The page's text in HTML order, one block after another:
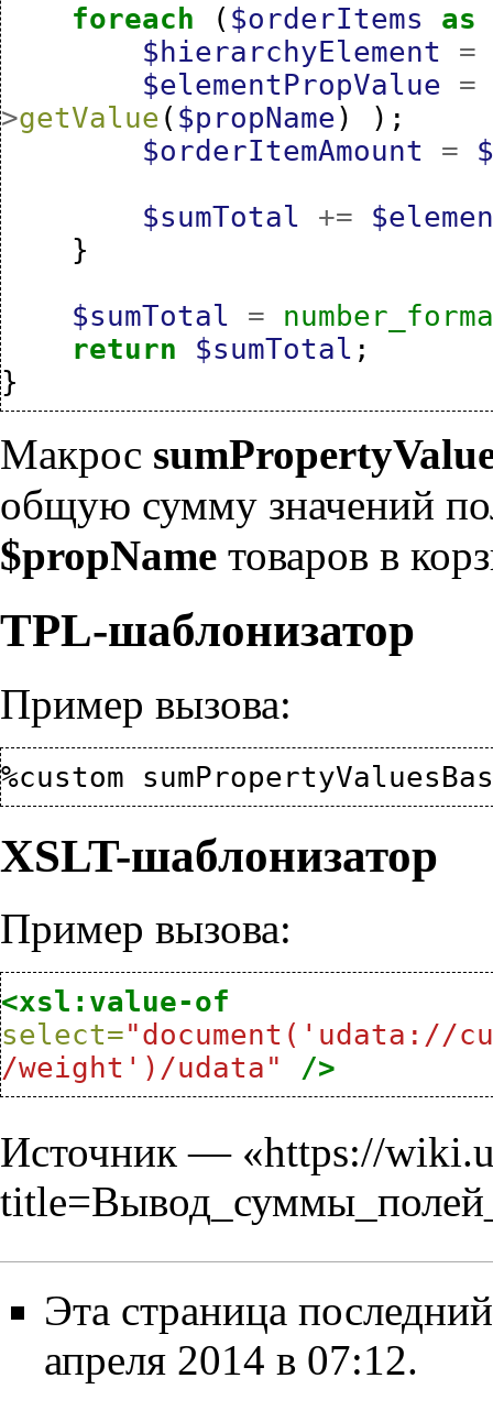
foreach
( $orderItems
as
$hierarchyElement
=
$elementPropValue =
>getValue ( $propName)
);
$orderItemAmount
=
$sumTotal
+=
}
$sumTotal
=
return
$sumTotal ;
}
Макрос
общую сумму значений
$propName товаров в
TPL-шаблонизатор
Пример вызова:
XSLT-шаблонизатор
Пример вызова:
<xsl:value-of
select="document('udata://
/weight')/udata"
/>
Источник — «https://
Эта страница
апреля 2014 в 07:12.